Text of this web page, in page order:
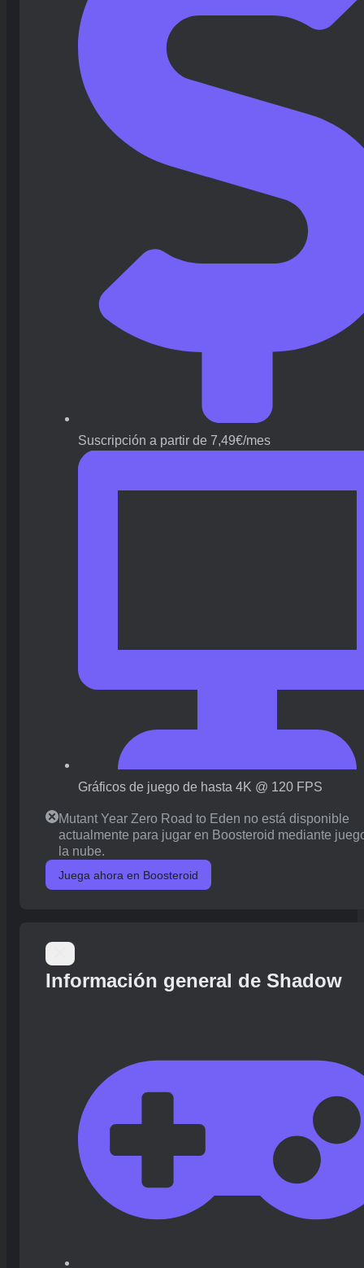
Suscripción a partir de 7,49€/mes
Gráficos de juego de hasta 4K @ 120 FPS
Mutant Year Zero Road to Eden no está disponible
actualmente para jugar en Boosteroid mediante
la nube.
Juega ahora en Boosteroid
Información general de Shadow